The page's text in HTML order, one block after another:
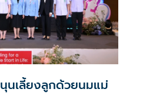
นเลี้ยงลูกด้วยนมแม่